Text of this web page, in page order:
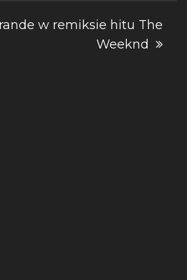
w remiksie hitu The
Weeknd